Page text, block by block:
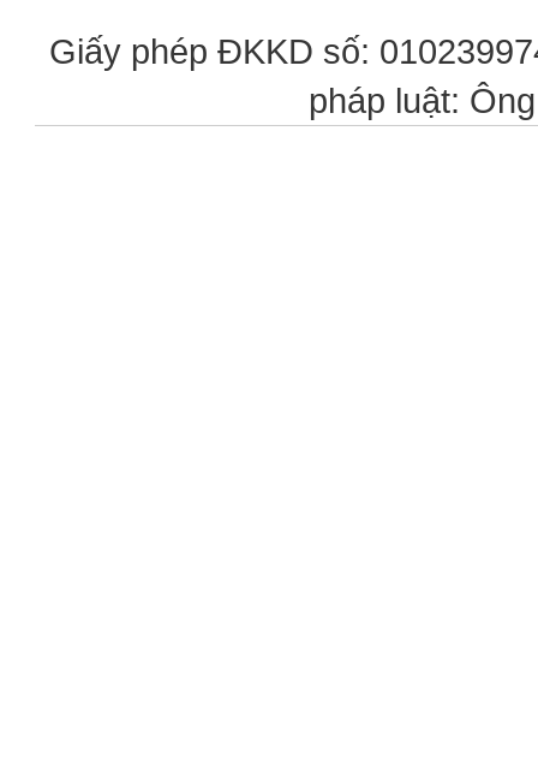
Giấy phép ĐKKD số:
pháp luật: